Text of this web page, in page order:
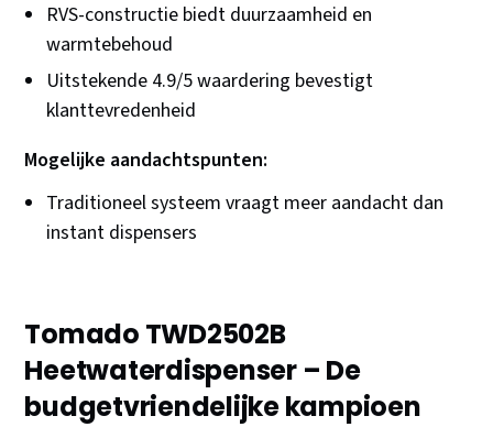
RVS-constructie biedt duurzaamheid en
warmtebehoud
Uitstekende 4.9/5 waardering bevestigt
klanttevredenheid
Mogelijke aandachtspunten:
Traditioneel systeem vraagt meer aandacht dan
instant dispensers
Tomado TWD2502B
Heetwaterdispenser – De
budgetvriendelijke kampioen